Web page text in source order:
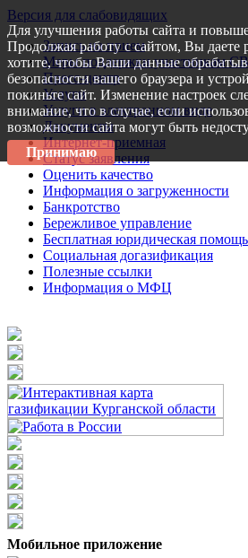
Версия для слабовидящих
Запись на прием
Меры поддержки участникам
Пресс-центр
Услуги
Услуги в электронном виде
Документы
Интернет-приемная
Статус заявления
Оценить качество
Информация о загруженности
Банкротство
Бережливое управление
Бесплатная юридическая помощь
Социальная догазификация
Полезные ссылки
Информация о МФЦ
Мобильное приложение
Для улучшения работы сайта и
Продолжая работу с сайтом, Вы
хотите, чтобы Ваши данные
безопасности вашего браузера и
покиньте сайт. Изменение настроек
внимание, что в случае, если
возможности сайта могут быть
Принимаю